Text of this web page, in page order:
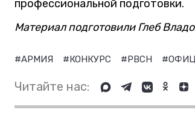
профессиональной подготовки.
Материал подготовили Глеб
#АРМИЯ #КОНКУРС #РВСН
Читайте нас: